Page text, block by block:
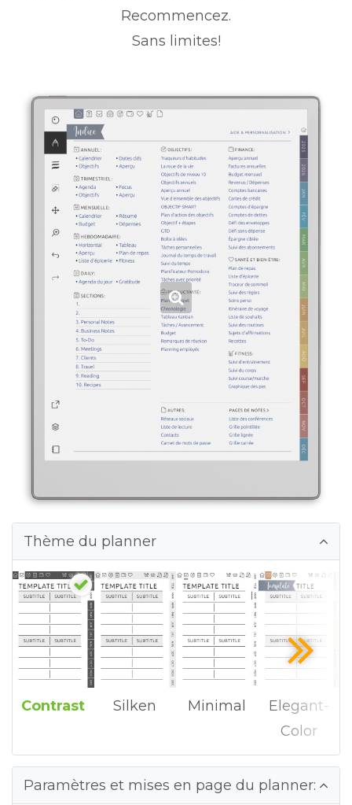
Recommencez.
Sans limites!
Thème du planner
Contrast Silken Minimal
Elegant-
Color
Paramètres et mises en page du planner: